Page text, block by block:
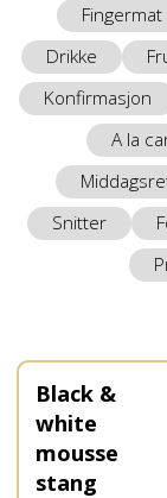
Fingermat
Drikke
Konfirmasjon
A la
Snitter
Black &
white
mousse
stang